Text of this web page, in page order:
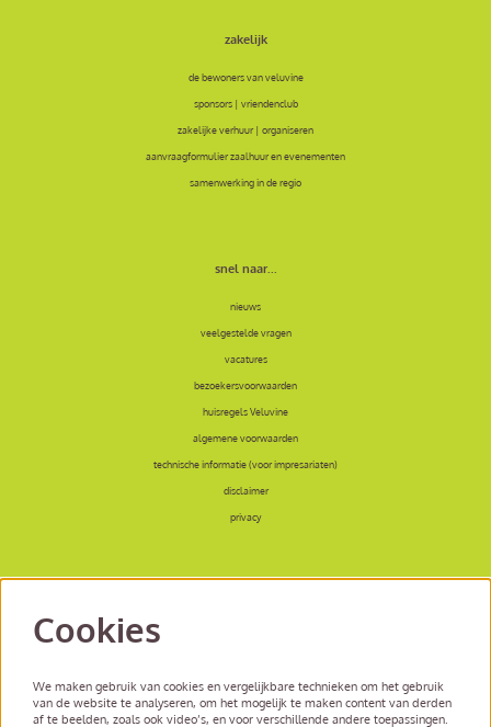
zakelijk
de bewoners van veluvine
sponsors | vriendenclub
zakelijke verhuur | organiseren
aanvraagformulier zaalhuur en evenementen
samenwerking in de regio
snel naar...
nieuws
veelgestelde vragen
vacatures
bezoekersvoorwaarden
huisregels Veluvine
algemene voorwaarden
technische informatie (voor impresariaten)
disclaimer
privacy
Cookies
We maken gebruik van cookies en vergelijkbare technieken om het gebruik
van de website te analyseren, om het mogelijk te maken content van derden
af te beelden, zoals ook video’s, en voor verschillende andere toepassingen.